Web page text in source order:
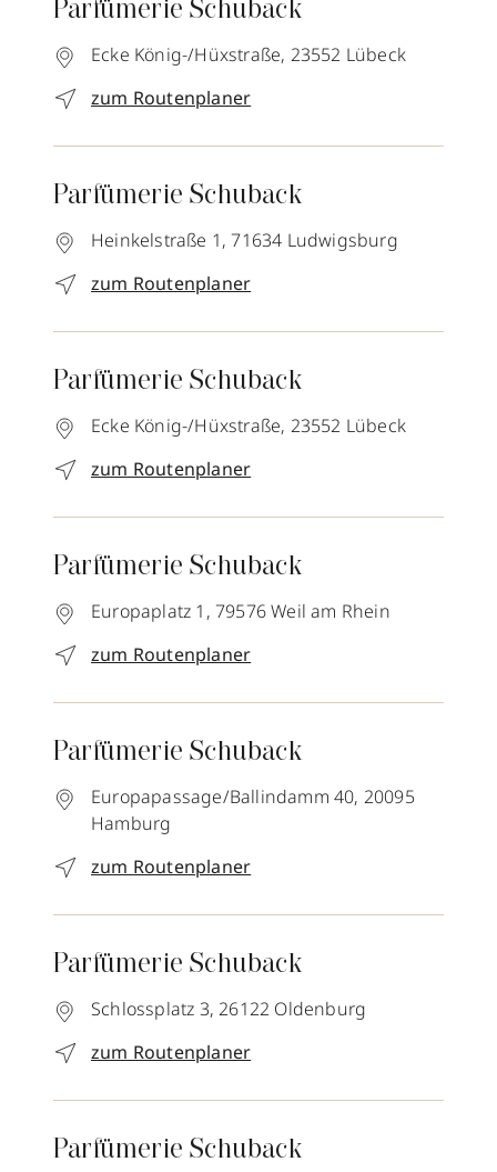
Parfümerie Schuback
Ecke König-/Hüxstraße, 23552 Lübeck
zum Routenplaner
Parfümerie Schuback
Heinkelstraße 1, 71634 Ludwigsburg
zum Routenplaner
Parfümerie Schuback
Ecke König-/Hüxstraße, 23552 Lübeck
zum Routenplaner
Parfümerie Schuback
Europaplatz 1, 79576Weil am Rhein
zum Routenplaner
Parfümerie Schuback
Europapassage/Ballindamm 40, 20095
Hamburg
zum Routenplaner
Parfümerie Schuback
Schlossplatz 3, 26122 Oldenburg
zum Routenplaner
Parfümerie Schuback